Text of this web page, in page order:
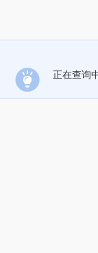
正在查询